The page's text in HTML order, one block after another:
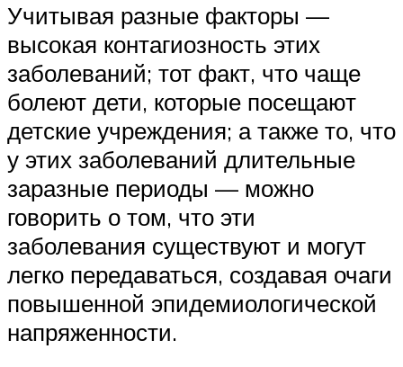
Учитывая разные факторы —
высокая контагиозность этих
заболеваний; тот факт, что чаще
болеют дети, которые посещают
детские учреждения; а также то, что
у этих заболеваний длительные
заразные периоды — можно
говорить о том, что эти
заболевания существуют и могут
легко передаваться, создавая очаги
повышенной эпидемиологической
напряженности.